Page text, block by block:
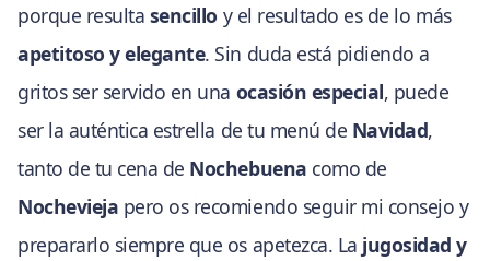
porque resulta sencillo y el resultado es de lo más
apetitoso y elegante. Sin duda está pidiendo a
gritos ser servido en una ocasión especial, puede
ser la auténtica estrella de tu menú de Navidad,
tanto de tu cena de Nochebuena como de
Nochevieja pero os recomiendo seguir mi consejo y
prepararlo siempre que os apetezca. La jugosidad y